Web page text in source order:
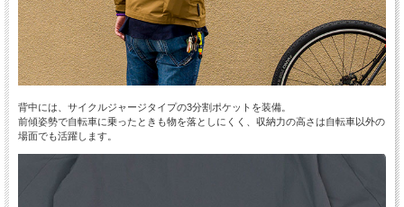
背中には、サイクルジャージタイプの3分割ポケットを装備。
前傾姿勢で自転車に乗ったときも物を落としにくく、収納力の高さは自転車以外の
場面でも活躍します。